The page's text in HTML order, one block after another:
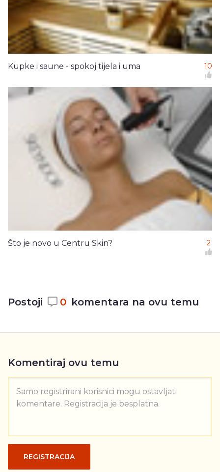
Kupke i saune - spokoj tijela i uma 10
Što je novo u Centru Skin? 2
Postoji 0 komentara na ovu temu
Komentiraj ovu temu
Samo registrirani korisnici mogu ostavljati
komentare. Registracija je besplatna.
REGISTRACIJA